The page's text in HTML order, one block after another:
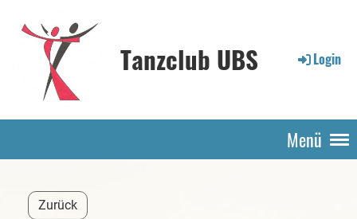
Tanzclub UBS Login
Menü
Zurück